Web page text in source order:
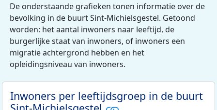
De onderstaande grafieken tonen informatie over de
bevolking in de buurt Sint-Michielsgestel. Getoond
worden: het aantal inwoners naar leeftijd, de
burgerlijke staat van inwoners, of inwoners een
migratie achtergrond hebben en het
opleidingsniveau van inwoners.
Inwoners per leeftijdsgroep in de buurt